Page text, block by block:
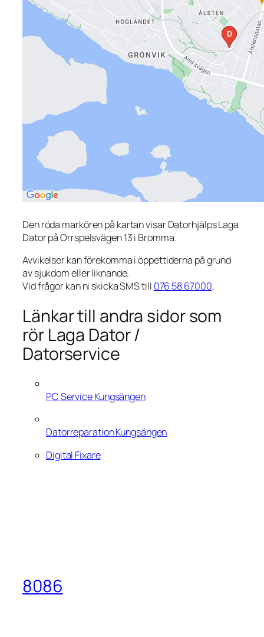
Den röda markören på kartan visar Datorhjälps Laga
Dator på Orrspelsvägen 13 i Bromma.
Avvikelser kan förekomma i öppettiderna på grund
av sjukdom eller liknande.
Vid frågor kan ni skicka SMS till 076 58 67000.
Länkar till andra sidor som
rör Laga Dator /
Datorservice
PC Service Kungsängen
Datorreparation Kungsängen
Digital Fixare
8086